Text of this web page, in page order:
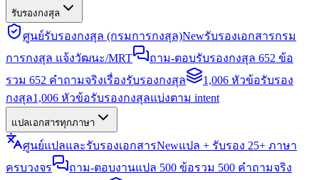
รับรองกงสุล
ศูนย์รับรองกงสุล (กรมการกงสุล)Newรับรองเอกสารกรม
การกงสุล แจ้งวัฒนะ/MRT
ถาม-ตอบรับรองกงสุล 652 ข้อ
รวม 652 คำถามจริงเรื่องรับรองกงสุล
1,006 หัวข้อรับรอง
กงสุล1,006 หัวข้อรับรองกงสุลแบ่งตาม intent
แปลเอกสารทุกภาษา
ศูนย์แปลและรับรองเอกสารNewแปล + รับรอง 25+ ภาษา
ครบวงจร
ถาม-ตอบงานแปล 500 ข้อรวม 500 คำถามจริง